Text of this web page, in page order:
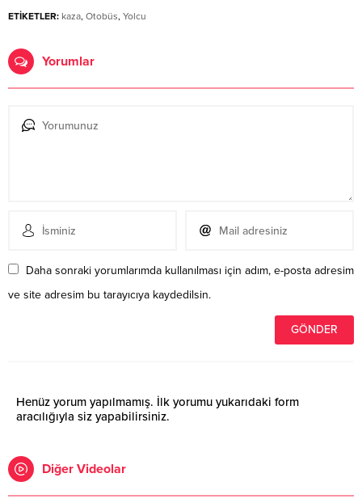
ETİKETLER: kaza, Otobüs, Yolcu
Yorumlar
Daha sonraki yorumlarımda kullanılması için adım, e-posta adresim
ve site adresim bu tarayıcıya kaydedilsin.
Henüz yorum yapılmamış. İlk yorumu yukarıdaki form
aracılığıyla siz yapabilirsiniz.
Diğer Videolar